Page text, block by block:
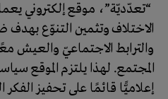
“تعدّديّة”، موقع إلكتروني
الاختلاف وتثمين التنوّع بهدف
والترابط الاجتماعيّ والعيش
المجتمع. لهذا يلتزم الموقع
إعلاميًّا قائمًا على تحفيز الفكر